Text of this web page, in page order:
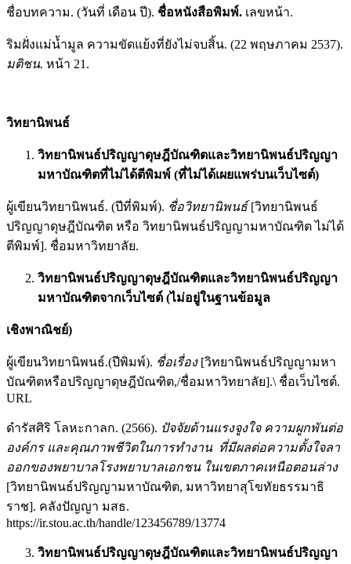
ชื่อบทความ. (วันที่ เดือน ปี). ชื่อหนังสือพิมพ์. เลขหน้า.
ริมฝั่งแม่น้ำมูล ความขัดแย้งที่ยังไม่จบสิ้น. (22 พฤษภาคม 2537).
มติชน. หน้า 21.
วิทยานิพนธ์
วิทยานิพนธ์ปริญญาดุษฎีบัณฑิตและวิทยานิพนธ์ปริญญา
มหาบัณฑิตที่ไม่ได้ตีพิมพ์ (ที่ไม่ได้เผยแพร่บนเว็บไซต์)
ผู้เขียนวิทยานิพนธ์. (ปีที่พิมพ์). ชื่อวิทยานิพนธ์[วิทยานิพนธ์
ปริญญาดุษฎีบัณฑิต หรือ วิทยานิพนธ์ปริญญามหาบัณฑิต ไม่ได้
ตีพิมพ์]. ชื่อมหาวิทยาลัย.
วิทยานิพนธ์ปริญญาดุษฎีบัณฑิตและวิทยานิพนธ์ปริญญา
มหาบัณฑิตจากเว็บไซต์ (ไม่อยู่ในฐานข้อมูล
เชิงพาณิชย์)
ผู้เขียนวิทยานิพนธ์.(ปีพิมพ์). ชื่อเรื่อง[วิทยานิพนธ์ปริญญามหา
บัณฑิตหรือปริญญาดุษฎีบัณฑิต,/ชื่อมหาวิทยาลัย].\ ชื่อเว็บไซต์.
URL
ดำรัสศิริ โลหะกาลก. (2566). ปัจจัยด้านแรงจูงใจ ความผูกพันต่อ
องค์กร และคุณภาพชีวิตในการทำงาน ที่มีผลต่อความตั้งใจลา
ออกของพยาบาลโรงพยาบาลเอกชน ในเขตภาคเหนือตอนล่าง
[วิทยานิพนธ์ปริญญามหาบัณฑิต, มหาวิทยาสุโขทัยธรรมาธิ
ราช]. คลังปัญญา มสธ.
https://ir.stou.ac.th/handle/123456789/13774
วิทยานิพนธ์ปริญญาดุษฎีบัณฑิตและวิทยานิพนธ์ปริญญา